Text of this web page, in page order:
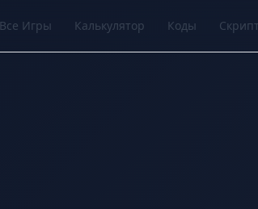
Все Игры Калькулятор Коды